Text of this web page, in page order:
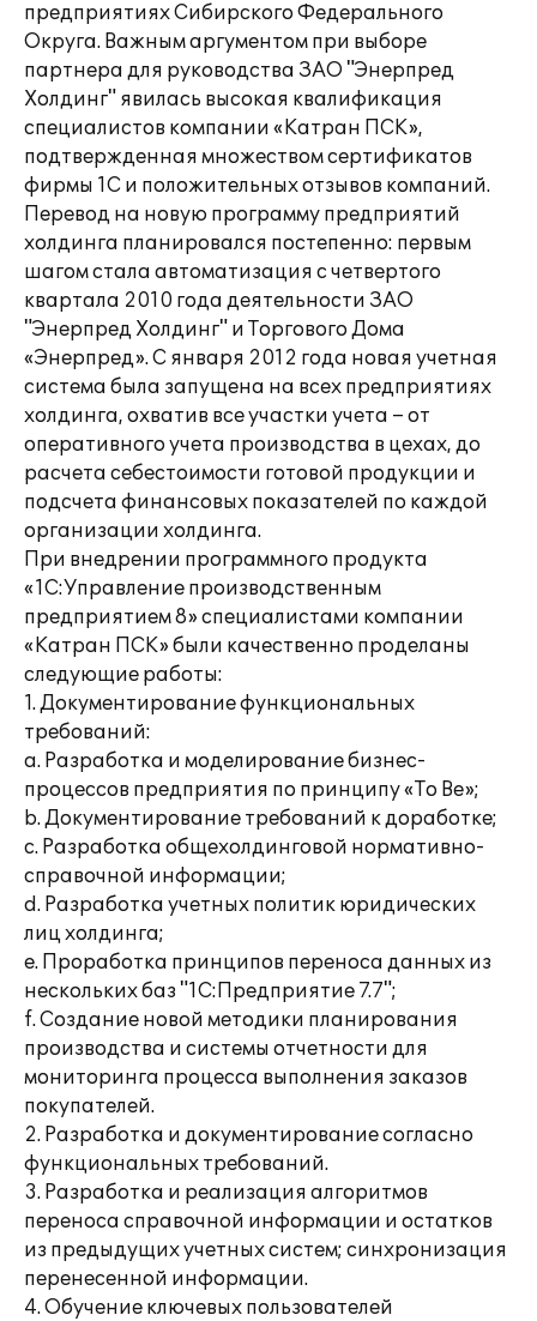
предприятиях Сибирского Федерального
Округа. Важным аргументом при выборе
партнера для руководства ЗАО "Энерпред
Холдинг" явилась высокая квалификация
специалистов компании «Катран ПСК»,
подтвержденная множеством сертификатов
фирмы 1С и положительных отзывов компаний.
Перевод на новую программу предприятий
холдинга планировался постепенно: первым
шагом стала автоматизация с четвертого
квартала 2010 года деятельности ЗАО
"Энерпред Холдинг" и Торгового Дома
«Энерпред». С января 2012 года новая учетная
система была запущена на всех предприятиях
холдинга, охватив все участки учета – от
оперативного учета производства в цехах, до
расчета себестоимости готовой продукции и
подсчета финансовых показателей по каждой
организации холдинга.
При внедрении программного продукта
«1С:Управление производственным
предприятием 8» специалистами компании
«Катран ПСК» были качественно проделаны
следующие работы:
1. Документирование функциональных
требований:
a. Разработка и моделирование бизнес-
процессов предприятия по принципу «To Be»;
b. Документирование требований к доработке;
c. Разработка общехолдинговой нормативно-
справочной информации;
d. Разработка учетных политик юридических
лиц холдинга;
e. Проработка принципов переноса данных из
нескольких баз "1С:Предприятие 7.7";
f. Создание новой методики планирования
производства и системы отчетности для
мониторинга процесса выполнения заказов
покупателей.
2. Разработка и документирование согласно
функциональных требований.
3. Разработка и реализация алгоритмов
переноса справочной информации и остатков
из предыдущих учетных систем; синхронизация
перенесенной информации.
4. Обучение ключевых пользователей